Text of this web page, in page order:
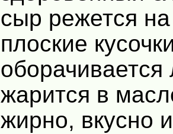
сыр режется
плоские
жарится в
жирно, вкусно